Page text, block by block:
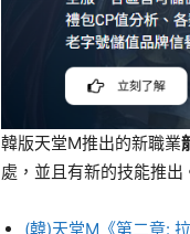
韓版天堂M推出的新職業
處，並且有新的技能推出
(韓)天堂M《第二章: